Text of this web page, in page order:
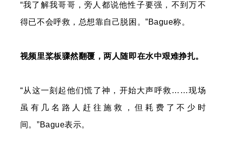
“我了解我哥哥，旁人都说他性子要强，不到万不
得已不会呼救，总想靠自己脱困。”Bague称。
视频里桨板骤然翻覆，两人随即在水中艰难挣扎。
“从这一刻起他们慌了神，开始大声呼救……现场
虽有几名路人赶往施救，但耗费了不少时
间。”Bague表示。